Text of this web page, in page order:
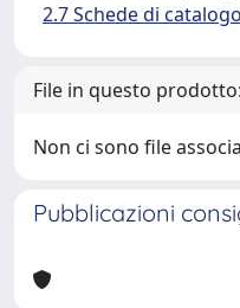
2.7 Schede di catalogo
File in questo prodotto:
Non ci sono file
Pubblicazioni